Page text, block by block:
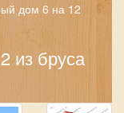
дом 6 на 12
из бруса